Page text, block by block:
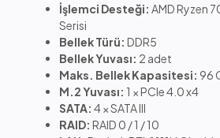
İşlemci Desteği: AMD Ryzen
Serisi
Bellek Türü: DDR5
Bellek Yuvası: 2 adet
Maks. Bellek Kapasitesi: 96
M.2 Yuvası: 1 × PCIe 4.0 x4
SATA: 4 × SATA III
RAID: RAID 0 / 1 / 10